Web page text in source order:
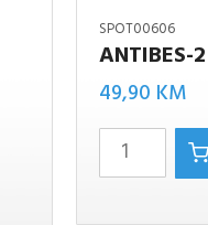
SPOT00606
ANTIBES-
49,90 KM
Antibes-
2 spot
količina